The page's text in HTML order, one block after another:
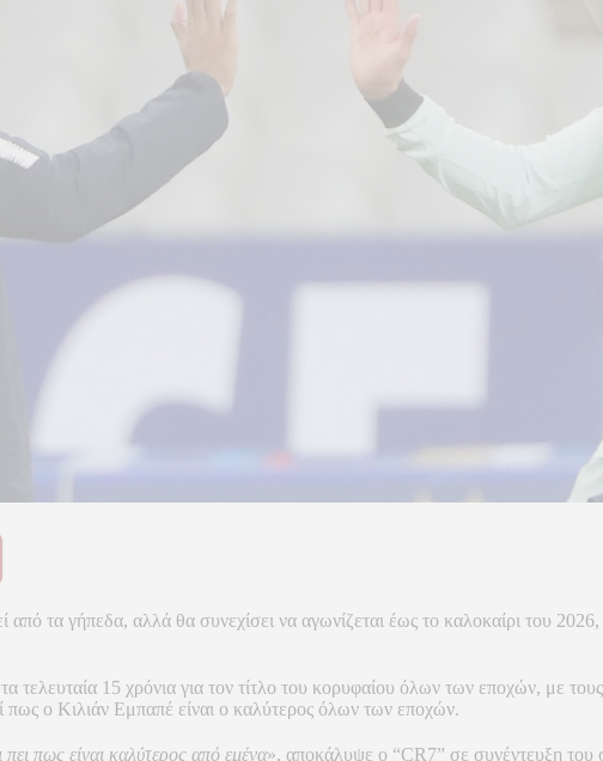
τα γήπεδα, αλλά θα συνεχίσει να αγωνίζεται έως το καλοκαίρι του
15 χρόνια για τον τίτλο του κορυφαίου όλων των εποχών, με
ο Κιλιάν Εμπαπέ είναι ο καλύτερος όλων των εποχών.
πως είναι καλύτερος από εμένα», αποκάλυψε ο “CR7” σε συνέντευξη του